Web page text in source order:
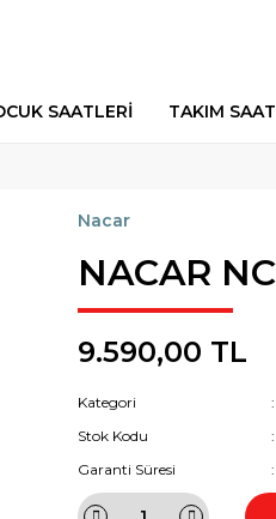
SAATLERİ TAKIM SAAT
Nacar
NACAR
9.590,00 TL
Kategori
Stok Kodu
Garanti Süresi